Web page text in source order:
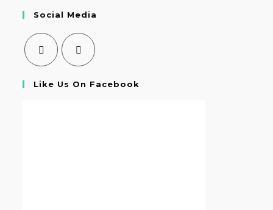
Social Media
Like Us On Facebook